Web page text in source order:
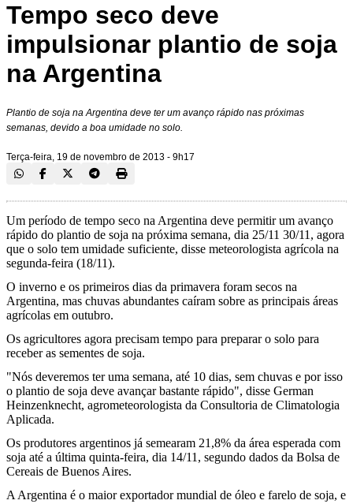
Tempo seco deve
impulsionar plantio de soja
na Argentina
Plantio de soja na Argentina deve ter um avanço rápido nas próximas
semanas, devido a boa umidade no solo.
Terça-feira, 19 de novembro de 2013 - 9h17
Um período de tempo seco na Argentina deve permitir um avanço
rápido do plantio de soja na próxima semana, dia 25/11 30/11, agora
que o solo tem umidade suficiente, disse meteorologista agrícola na
segunda-feira (18/11).
O inverno e os primeiros dias da primavera foram secos na
Argentina, mas chuvas abundantes caíram sobre as principais áreas
agrícolas em outubro.
Os agricultores agora precisam tempo para preparar o solo para
receber as sementes de soja.
"Nós deveremos ter uma semana, até 10 dias, sem chuvas e por isso
o plantio de soja deve avançar bastante rápido", disse German
Heinzenknecht, agrometeorologista da Consultoria de Climatologia
Aplicada.
Os produtores argentinos já semearam 21,8% da área esperada com
soja até a última quinta-feira, dia 14/11, segundo dados da Bolsa de
Cereais de Buenos Aires.
A Argentina é o maior exportador mundial de óleo e farelo de soja, e